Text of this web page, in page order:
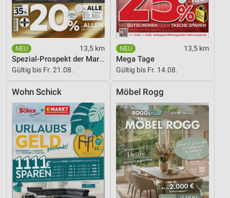
13,5 km
Spezial-Prospekt der Marken
Gültig bis Fr. 21.08.
13,5 km
Mega Tage
Gültig bis Fr. 14.08.
Wohn Schick Möbel Rogg